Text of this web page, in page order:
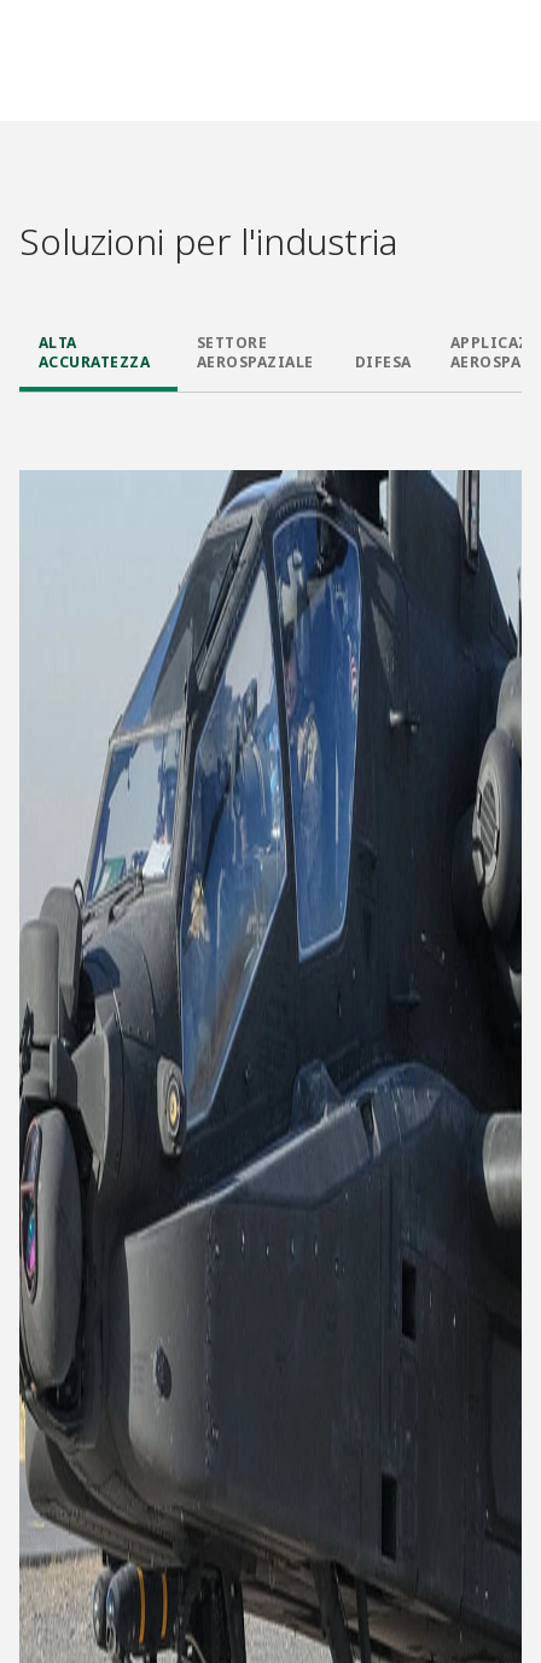
Soluzioni per l'industria​
ALTA
ACCURATEZZA​
SETTORE
AEROSPAZIALE​
DIFESA​